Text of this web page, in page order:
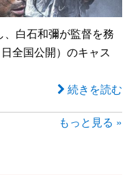
白石和彌が監督を務
全国公開）のキャス
続きを読む
もっと見る »